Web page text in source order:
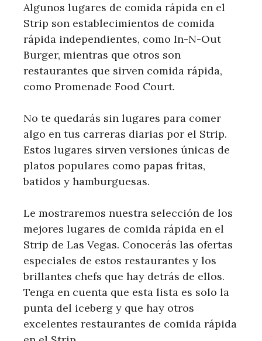
Algunos lugares de comida rápida en el
Strip son establecimientos de comida
rápida independientes, como In-N-Out
Burger, mientras que otros son
restaurantes que sirven comida rápida,
como Promenade Food Court.
No te quedarás sin lugares para comer
algo en tus carreras diarias por el Strip.
Estos lugares sirven versiones únicas de
platos populares como papas fritas,
batidos y hamburguesas.
Le mostraremos nuestra selección de los
mejores lugares de comida rápida en el
Strip de Las Vegas. Conocerás las ofertas
especiales de estos restaurantes y los
brillantes chefs que hay detrás de ellos.
Tenga en cuenta que esta lista es solo la
punta del iceberg y que hay otros
excelentes restaurantes de comida rápida